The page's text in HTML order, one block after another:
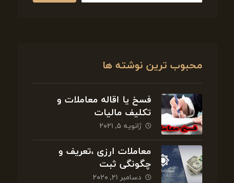
محبوب ترین نوشته ها
فسخ یا اقاله معاملات و
تکلیف مالیات
ژانویه ۵, ۲۰۲۱
معاملات ارزی ،تعریف و
چگونگی ثبت
دسامبر ۲۱, ۲۰۲۰